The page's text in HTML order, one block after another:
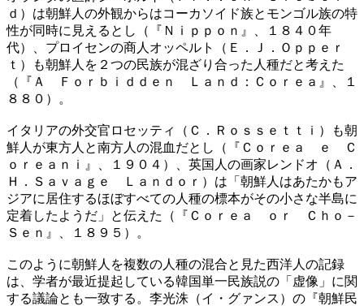
ｄ）は朝鮮人の外観からはコーカソイド族とモンゴル族の特
性が同時に見えるとし（『Ｎｉｐｐｏｎ』、１８４０年
代）、プロイセンの商人オッペルト（Ｅ．Ｊ．Ｏｐｐｅｒ
ｔ）も朝鮮人を２つの民族が混ざり合った人種だと考えた
（『Ａ Ｆｏｒｂｉｄｄｅｎ Ｌａｎｄ：Ｃｏｒｅａ』、１
８８０）。
イタリアの外交官ロセッティ（Ｃ．Ｒｏｓｓｅｔｔｉ）も朝
鮮人が東方人と南方人の混血だとし（『Ｃｏｒｅａ ｅ Ｃ
ｏｒｅａｎｉ』、１９０４）、英国人の画家レンドオ（Ａ．
Ｈ．Ｓａｖａｇｅ Ｌａｎｄｏｒ）は「朝鮮人はあたかもア
ジアに居住するほぼすべての人種の標本がその小さな半島に
定着したようだ」と伝えた（『Ｃｏｒｅａ ｏｒ Ｃｈｏ－
Ｓｅｎ』、１８９５）。
このように朝鮮人を複数の人種の混合と見た西洋人の記録
は、学者が最近提起している韓国単一民族説の「虚像」に関
する議論とも一致する。李光洙（イ・グァンス）の『朝鮮民